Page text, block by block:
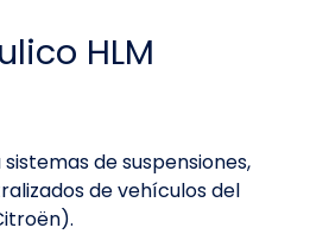
HLM
de suspensiones,
de vehículos del